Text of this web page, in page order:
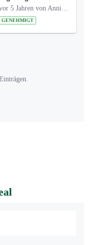
vor 5 Jahren von Anni Schlumberger
GENEHMIGT